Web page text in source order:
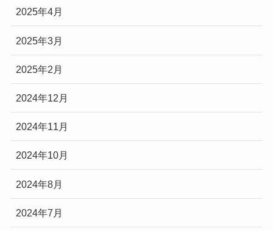
2025年4月
2025年3月
2025年2月
2024年12月
2024年11月
2024年10月
2024年8月
2024年7月